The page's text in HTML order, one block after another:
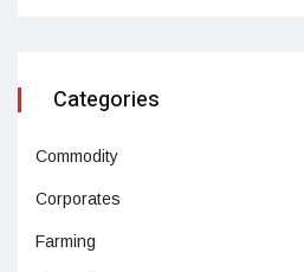
Categories
Commodity
Corporates
Farming